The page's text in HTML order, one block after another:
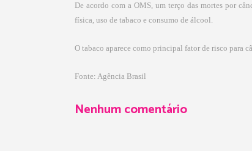
De acordo com a OMS, um terço das mortes por
física, uso de tabaco e consumo de álcool.
O tabaco aparece como principal fator de risco para
Fonte: Agência Brasil
Nenhum comentário